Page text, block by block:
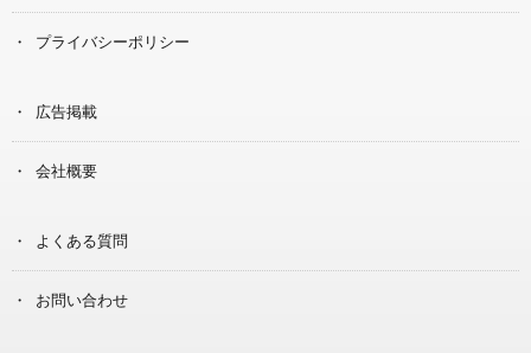
プライバシーポリシー
広告掲載
会社概要
よくある質問
お問い合わせ